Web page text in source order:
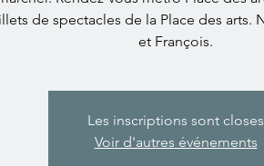
de spectacles de la Place des arts.
et François.
Les inscriptions sont closes
Voir d'autres événements